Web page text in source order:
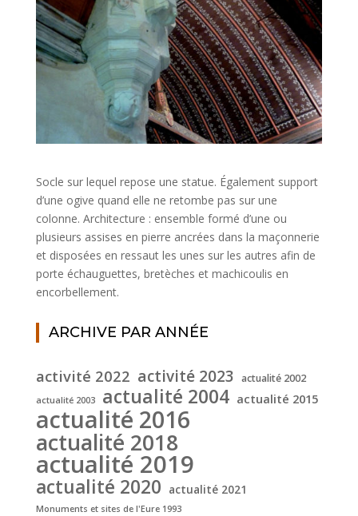
Socle sur lequel repose une statue. Également support
d’une ogive quand elle ne retombe pas sur une
colonne. Architecture : ensemble formé d’une ou
plusieurs assises en pierre ancrées dans la maçonnerie
et disposées en ressaut les unes sur les autres afin de
porte échauguettes, bretèches et machicoulis en
encorbellement.
ARCHIVE PAR ANNÉE
activité 2022 activité 2023 actualité 2002
actualité 2003 actualité 2004 actualité 2015
actualité 2016
actualité 2018
actualité 2019
actualité 2020 actualité 2021
Monuments et sites de l'Eure 1993